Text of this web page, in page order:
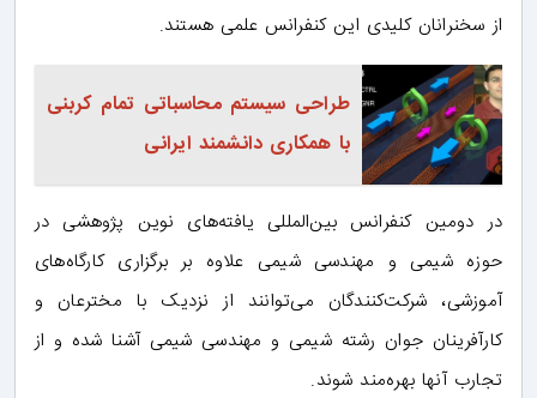
از سخنرانان کلیدی این کنفرانس علمی هستند.
طراحی سیستم محاسباتی تمام کربنی
با همکاری دانشمند ایرانی
در دومین کنفرانس بین‌المللی یافته‌های نوین پژوهشی در
حوزه شیمی و مهندسی شیمی علاوه بر برگزاری کارگاه‌های
آموزشی، شرکت‌کنندگان می‌توانند از نزدیک با مخترعان و
کارآفرینان جوان رشته شیمی و مهندسی شیمی آشنا شده و از
تجارب آنها بهره‌مند شوند.